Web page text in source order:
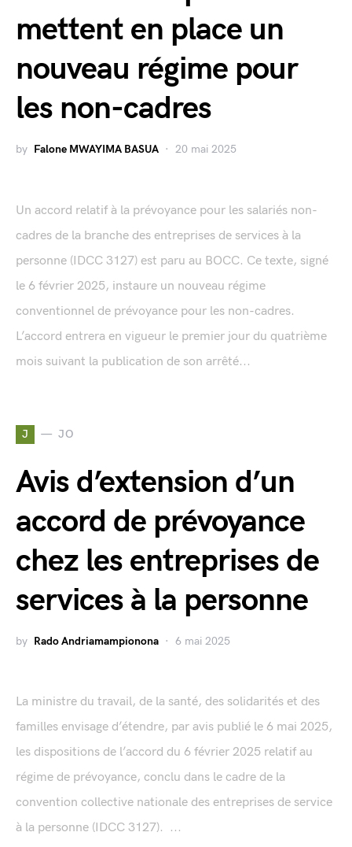
mettent en place un
nouveau régime pour
les non-cadres
by Falone MWAYIMA BASUA 20 mai 2025
Un accord relatif à la prévoyance pour les salariés non-
cadres de la branche des entreprises de services à la
personne (IDCC 3127) est paru au BOCC. Ce texte, signé
le 6 février 2025, instaure un nouveau régime
conventionnel de prévoyance pour les non-cadres.
L’accord entrera en vigueur le premier jour du quatrième
mois suivant la publication de son arrêté...
J JO
Avis d’extension d’un
accord de prévoyance
chez les entreprises de
services à la personne
by Rado Andriamampionona 6 mai 2025
La ministre du travail, de la santé, des solidarités et des
familles envisage d’étendre, par avis publié le 6 mai 2025,
les dispositions de l’accord du 6 février 2025 relatif au
régime de prévoyance, conclu dans le cadre de la
convention collective nationale des entreprises de service
à la personne (IDCC 3127). ...